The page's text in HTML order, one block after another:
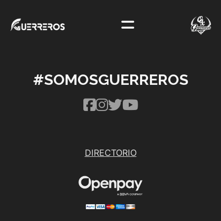
#SOMOSGUERREROS
DIRECTORIO